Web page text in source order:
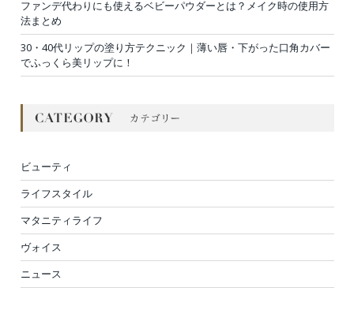
ファンデ代わりにも使えるベビーパウダーとは？メイク時の使用方
法まとめ
30・40代リップの塗り方テクニック｜薄い唇・下がった口角カバー
でふっくら美リップに！
ビューティ
ライフスタイル
マタニティライフ
ヴォイス
ニュース